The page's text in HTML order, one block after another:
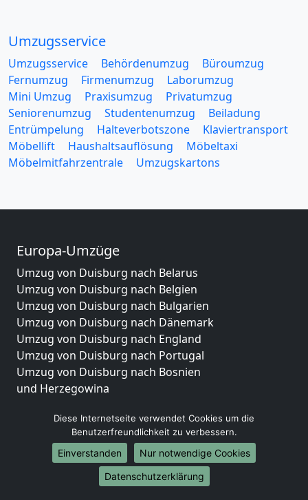
Umzugsservice
Umzugsservice Behördenumzug
Büroumzug
Fernumzug
Firmenumzug
Laborumzug
Mini Umzug
Praxisumzug
Privatumzug
Seniorenumzug
Studentenumzug
Beiladung
Entrümpelung
Halteverbotszone
Klaviertransport
Möbellift
Haushaltsauflösung
Möbeltaxi
Möbelmitfahrzentrale
Umzugskartons
Europa-Umzüge
Umzug von Duisburg nach Belarus
Umzug von Duisburg nach Belgien
Umzug von Duisburg nach Bulgarien
Umzug von Duisburg nach Dänemark
Umzug von Duisburg nach England
Umzug von Duisburg nach Portugal
Umzug von Duisburg nach Bosnien
und Herzegowina
Umzug von Duisburg nach Lettland
Umzug von Duisburg nach Zypern
Umzug von Duisburg nach Kroatien
Umzug von Duisburg nach Estland
Umzug von Duisburg nach Finnland
Diese Internetseite verwendet Cookies um die
Benutzerfreundlichkeit zu verbessern.
Einverstanden
Nur notwendige Cookies
Datenschutzerklärung